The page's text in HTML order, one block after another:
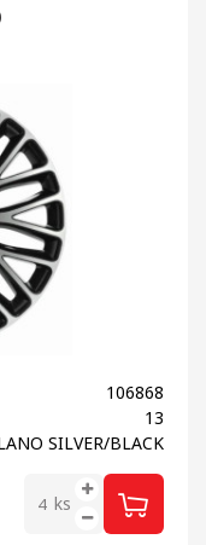
106868
13
SILVER/BLACK
ks